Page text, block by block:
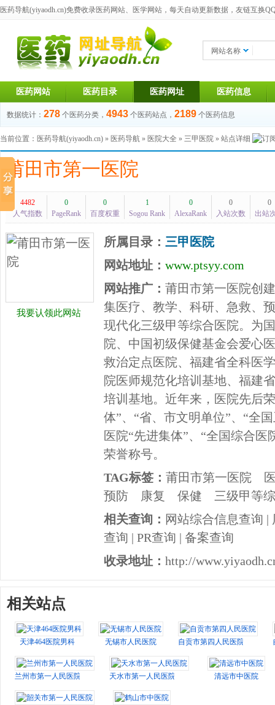
医药导航(yiyaodh.cn)免费收录医药网站、医学网站，每天自动更新数据，友链互换
网站名称
医药网站 医药目录 医药网址 医药信息
数据统计： 278 个医药分类， 4943 个医药站点， 2189 个医药信息
当前位置： 医药导航(yiyaodh.cn) » 医药导航 » 医院大全 » 三甲医院 » 站点详细
莆田市第一医院
4482
人气指数
0
PageRank
0
百度权重
1
Sogou Rank
0
AlexaRank
0
入站次数
0
出站
我要认领此网站
所属目录： 三甲医院
网站地址： www.ptsyy.com
网站推广： 莆田市第一医院创
集医疗、教学、科研、急救、
现代化三级甲等综合医院。为
院、中国初级保健基金会爱心
救治定点医院、福建省全科医
院医师规范化培训基地、福建
培训基地。近年来，医院先后
体”、“省、市文明单位”、“全
医院“先进集体”、“全国综合
荣誉称号。
TAG标签： 莆田市第一医院
预防
康复 保健
三级甲等
相关查询： 网站综合信息查询 |
查询 | PR查询 | 备案查询
收录地址： http://
相关站点
天津464医院男科 无锡市人民医院 自贡市第四人民医院
兰州市第一人民医院 天水市第一人民医院 清远市中医院